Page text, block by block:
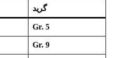
گرید
Gr. 5
Gr. 9